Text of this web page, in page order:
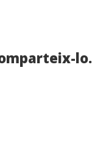
lo.